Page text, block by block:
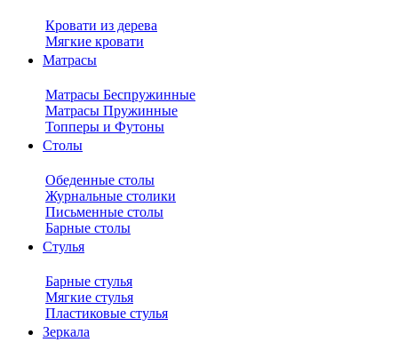
Кровати из дерева
Мягкие кровати
Матрасы
Матрасы Беспружинные
Матрасы Пружинные
Топперы и Футоны
Столы
Обеденные столы
Журнальные столики
Письменные столы
Барные столы
Стулья
Барные стулья
Мягкие стулья
Пластиковые стулья
Зеркала